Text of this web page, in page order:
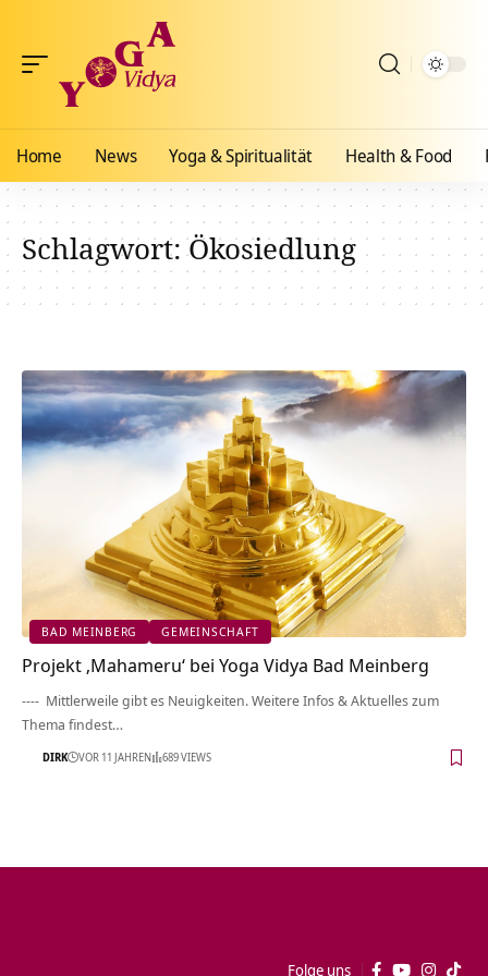
Home News Yoga & Spiritualität Health & Food
Schlagwort:Ökosiedlung
BAD MEINBERG GEMEINSCHAFT
Projekt ‚Mahameru‘ bei Yoga Vidya Bad Meinberg
---- Mittlerweile gibt es Neuigkeiten. Weitere Infos & Aktuelles zum
Thema findest…
DIRK VOR 11 JAHREN 689 VIEWS
Folge uns